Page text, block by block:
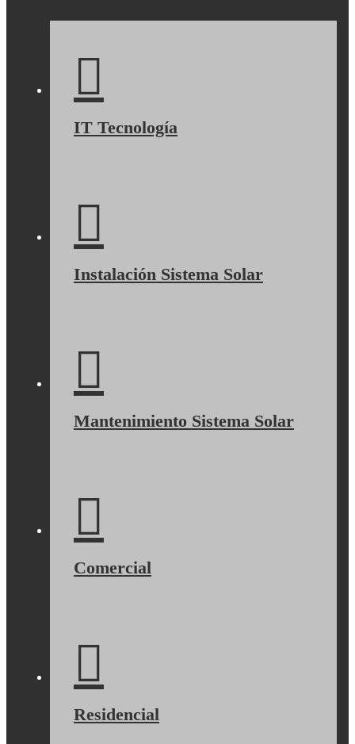
IT Tecnología
Instalación Sistema Solar
Mantenimiento Sistema Solar
Comercial
Residencial